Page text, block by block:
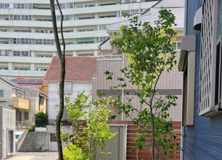
庭にウッドフェンスとタイルテラスを新たにつくり、山
採り雑木で木陰・木漏れ日のあるもうひとつのリビング
に。
２０２６年 夏季休暇について